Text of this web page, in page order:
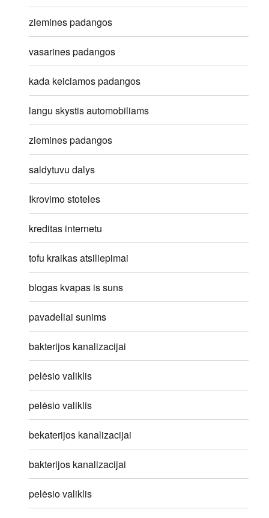
ziemines padangos
vasarines padangos
kada keiciamos padangos
langu skystis automobiliams
ziemines padangos
saldytuvu dalys
Ikrovimo stoteles
kreditas internetu
tofu kraikas atsiliepimai
blogas kvapas is suns
pavadeliai sunims
bakterijos kanalizacijai
pelėsio valiklis
pelėsio valiklis
bekaterijos kanalizacijai
bakterijos kanalizacijai
pelėsio valiklis